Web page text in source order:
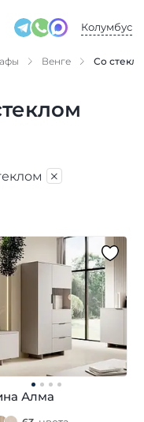
Колумбус
Венге Со
×
Алма